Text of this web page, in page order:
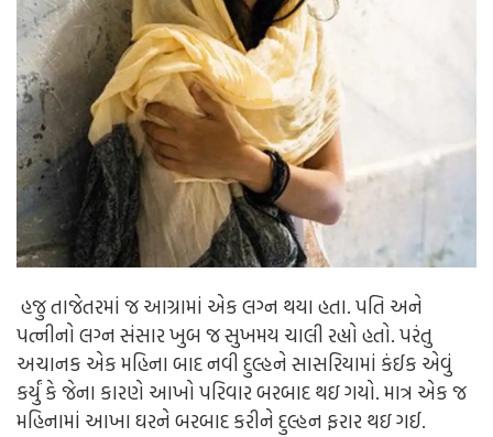
હજુ તાજેતરમાં જ આગ્રામાં એક લગ્ન થયા હતા. પતિ અને
પત્નીનો લગ્ન સંસાર ખુબ જ સુખમય ચાલી રહ્યો હતો. પરંતુ
અચાનક એક મહિના બાદ નવી દુલ્હને સાસરિયામાં કંઈક એવું
કર્યું કે જેના કારણે આખો પરિવાર બરબાદ થઇ ગયો. માત્ર એક જ
મહિનામાં આખા ઘરને બરબાદ કરીને દુલ્હન ફરાર થઇ ગઈ.